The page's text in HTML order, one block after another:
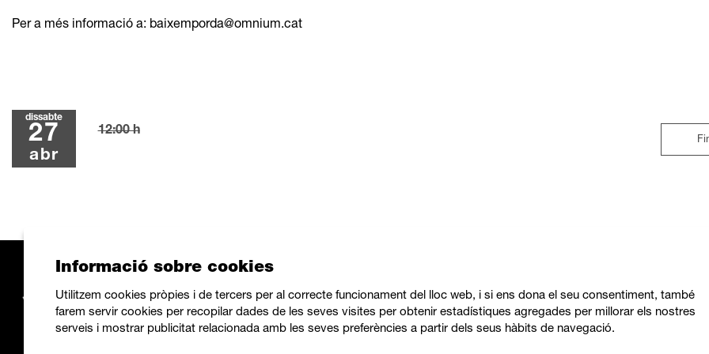
Per a més informació a: baixemporda@omnium.cat
dissabte
27
abr
12:00 h
Informació sobre cookies
Utilitzem cookies pròpies i de tercers per al correcte funcionament del lloc web, i si ens dona el seu consentiment, també
farem servir cookies per recopilar dades de les seves visites per obtenir estadístiques agregades per millorar els nostres
serveis i mostrar publicitat relacionada amb les seves preferències a partir dels seus hàbits de navegació.